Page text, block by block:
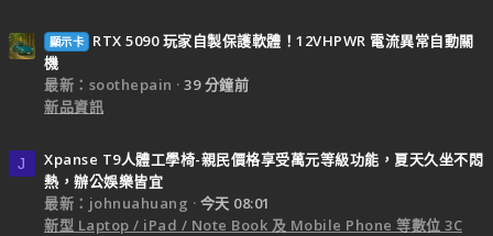
顯示卡
RTX 5090 玩家自製保護軟體！12VHPWR 電流異常自動關
機
最新：soothepain
39 分鐘前
新品資訊
J
Xpanse T9人體工學椅-親民價格享受萬元等級功能，夏天久坐不悶
熱，辦公娛樂皆宜
最新：johnuahuang
今天 08:01
新型 Laptop / iPad / Note Book 及 Mobile Phone 等數位 3C